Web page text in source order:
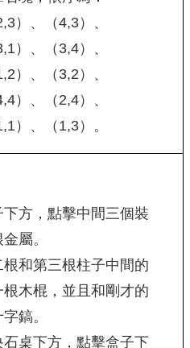
）、（4,3）、
）、（3,4）、
）、（3,2）、
）、（2,4）、
）、（1,3）。
方，點擊中間三個裝
屬。
和第三根柱子中間的
木棍，並且和剛才的
鎬。
桌下方，點擊盒子下